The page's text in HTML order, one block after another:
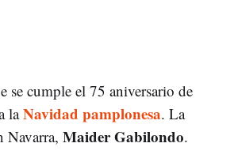
se cumple el 75 aniversario de
laNavidad pamplonesa. La
Navarra, Maider Gabilondo.